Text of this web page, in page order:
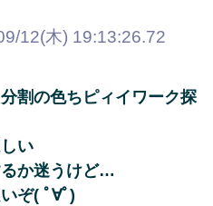
12(木) 19:13:26.72
割の色ちピィイワーク探
い
か迷うけど…
ぞ( ﾟ∀ﾟ)